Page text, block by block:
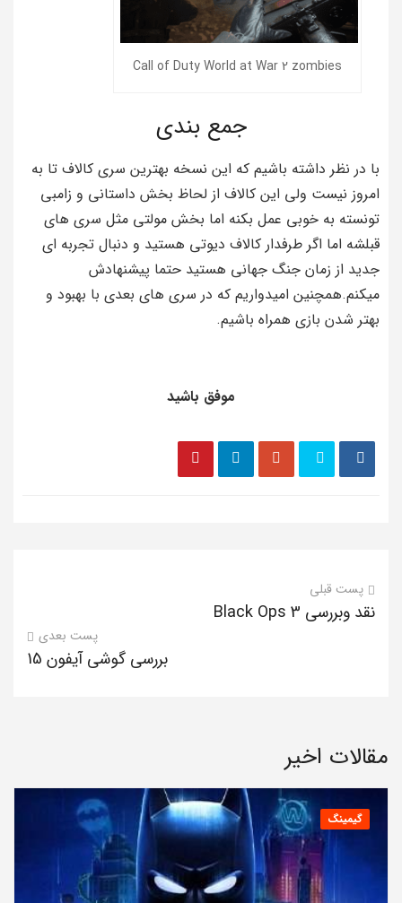
Call of Duty World at War 2 zombies
جمع بندی
با در نظر داشته باشیم که این نسخه بهترین سری کالاف تا به
امروز نیست ولی این کالاف از لحاظ بخش داستانی و زامبی
تونسته به خوبی عمل بکنه اما بخش مولتی مثل سری های
قبلشه اما اگر طرفدار کالاف دیوتی هستید و دنبال تجربه ای
جدید از زمان جنگ جهانی هستید حتما پیشنهادش
میکنم.همچنین امیدواریم که در سری های بعدی با بهبود و
بهتر شدن بازی همراه باشیم.
موفق باشید
پست قبلی
نقد وبررسی Black Ops 3
پست بعدی
بررسی گوشی آیفون 15
مقالات اخیر
گیمینگ